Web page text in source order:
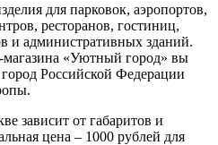
для парковок, аэропортов,
ресторанов, гостиниц,
и административных зданий.
магазина «Уютный город» вы
Российской Федерации
зависит от габаритов и
цена – 1000 рублей для